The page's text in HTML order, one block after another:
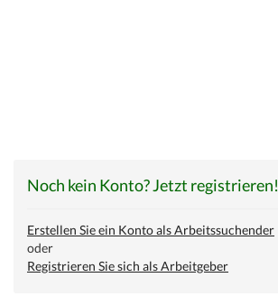
Noch kein Konto? Jetzt registrieren!
Erstellen Sie ein Konto als Arbeitssuchender
oder
Registrieren Sie sich als Arbeitgeber